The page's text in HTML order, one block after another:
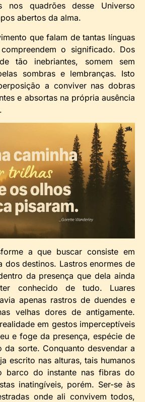
nos quadrões desse Universo
abertos da alma.
que falam de tantas línguas
o significado. Dos
tão inebriantes, somem sem
sombras e lembranças. Isto
a conviver nas dobras
e absortas na própria ausência
a que buscar consiste em
dos destinos. Lastros enormes de
da presença que dela ainda
conhecido de tudo. Luares
apenas rastros de duendes e
velhas dores de antigamente.
em gestos imperceptíveis
e foge da presença, espécie de
da sorte. Conquanto desvendar a
escrito nas alturas, tais humanos
barco do instante nas fibras do
inatingíveis, porém. Ser-se às
onde ali convivem todos,